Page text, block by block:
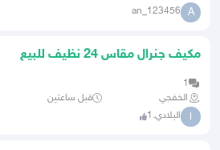
A
an_123456
مكيف جنرال مقاس 24 نظيف للبيع
1
الخفجي
قبل ساعتين
ا البلادي.1